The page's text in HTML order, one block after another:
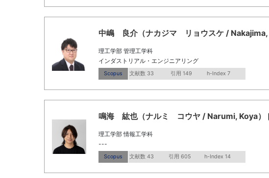
中嶋 良介（ナカジマ リョウスケ /
理工学部 管理工学科
インダストリアル・エンジニアリング
Scopus 文献数 33 引用 149 h-Index 7
鳴海 紘也（ナルミ コウヤ / Narumi, Koya）
理工学部 情報工学科
---
Scopus 文献数 43 引用 605 h-Index 14